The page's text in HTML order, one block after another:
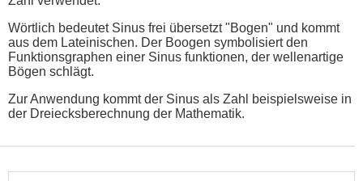
Wörtlich bedeutet Sinus frei übersetzt "Bogen" und kommt
aus dem Lateinischen. Der Boogen symbolisiert den
Funktionsgraphen einer Sinus funktionen, der wellenartige
Bögen schlägt.
Zur Anwendung kommt der Sinus als Zahl beispielsweise in
der Dreiecksberechnung der Mathematik.